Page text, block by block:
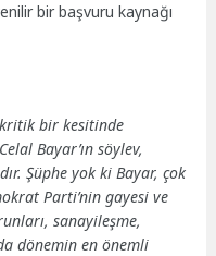
bir başvuru kaynağı
bir kesitinde
Bayar’ın söylev,
Şüphe yok ki Bayar, çok
Parti’nin gayesi ve
sanayileşme,
dönemin en önemli